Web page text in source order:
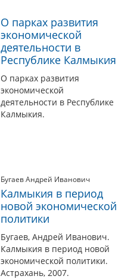
О парках развития
экономической
деятельности в
Республике Калмыкия
О парках развития
экономической
деятельности в Республике
Калмыкия.
Бугаев Андрей Иванович
Калмыкия в период
новой экономической
политики
Бугаев, Андрей Иванович.
Калмыкия в период новой
экономической политики.
Астрахань, 2007.